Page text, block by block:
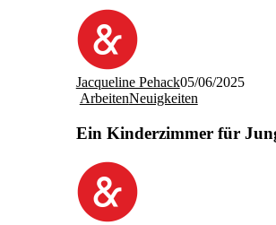
Jacqueline Pehack05/06/2025
ArbeitenNeuigkeiten
Ein Kinderzimmer für